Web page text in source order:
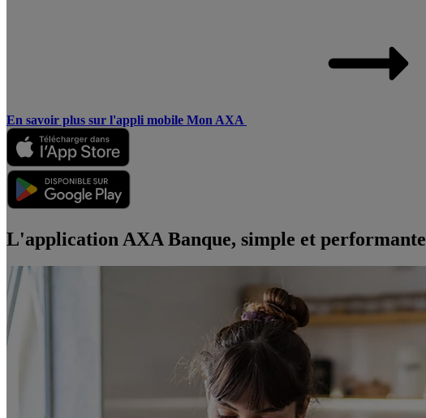
En savoir plus sur l'appli mobile Mon AXA
L'application AXA Banque, simple et performante